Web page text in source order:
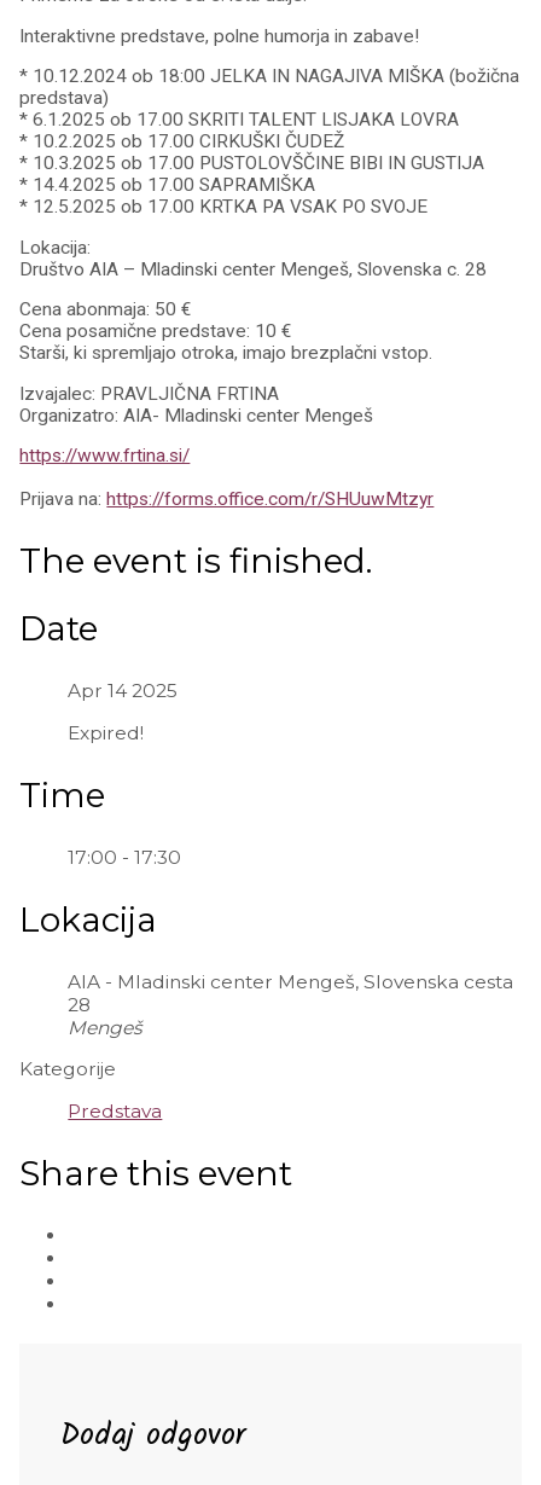
Interaktivne predstave, polne humorja in zabave!
* 10.12.2024 ob 18:00 JELKA IN NAGAJIVA MIŠKA (božična
predstava)
* 6.1.2025 ob 17.00 SKRITI TALENT LISJAKA LOVRA
* 10.2.2025 ob 17.00 CIRKUŠKI ČUDEŽ
* 10.3.2025 ob 17.00 PUSTOLOVŠČINE BIBI IN GUSTIJA
* 14.4.2025 ob 17.00 SAPRAMIŠKA
* 12.5.2025 ob 17.00 KRTKA PA VSAK PO SVOJE
Lokacija:
Društvo AIA – Mladinski center Mengeš, Slovenska c. 28
Cena abonmaja: 50 €
Cena posamične predstave: 10 €
Starši, ki spremljajo otroka, imajo brezplačni vstop.
Izvajalec: PRAVLJIČNA FRTINA
Organizatro: AIA- Mladinski center Mengeš
https://www.frtina.si/
Prijava na:https://forms.office.com/r/SHUuwMtzyr
The event is finished.
Date
Apr 14 2025
Expired!
Time
17:00 - 17:30
Lokacija
AIA - Mladinski center Mengeš, Slovenska cesta
28
Mengeš
Kategorije
Predstava
Share this event
Dodaj odgovor